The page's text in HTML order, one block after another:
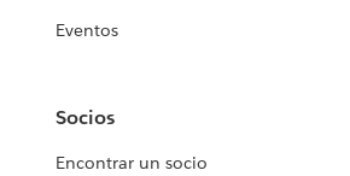
Eventos
Socios
Encontrar un socio